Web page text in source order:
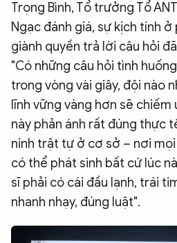
Trọng Bình, Tổ trưởng Tổ
Ngạc đánh giá, sự kịch tính
giành quyền trả lời câu hỏi
"Có những câu hỏi tình
trong vòng vài giây, đội nào
lĩnh vững vàng hơn sẽ chiếm
này phản ánh rất đúng thực
ninh trật tự ở cơ sở – nơi
có thể phát sinh bất cứ lúc
sĩ phải có cái đầu lạnh, trái
nhanh nhạy, đúng luật".